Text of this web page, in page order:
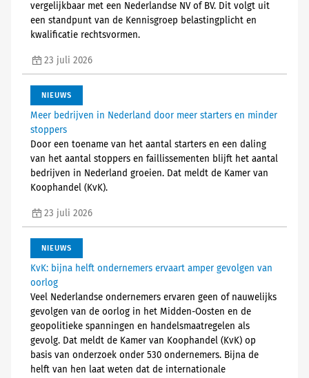
vergelijkbaar met een Nederlandse NV of BV. Dit volgt uit
een standpunt van de Kennisgroep belastingplicht en
kwalificatie rechtsvormen.
23 juli 2026
NIEUWS
Meer bedrijven in Nederland door meer starters en minder
stoppers
Door een toename van het aantal starters en een daling
van het aantal stoppers en faillissementen blijft het aantal
bedrijven in Nederland groeien. Dat meldt de Kamer van
Koophandel (KvK).
23 juli 2026
NIEUWS
KvK: bijna helft ondernemers ervaart amper gevolgen van
oorlog
Veel Nederlandse ondernemers ervaren geen of nauwelijks
gevolgen van de oorlog in het Midden-Oosten en de
geopolitieke spanningen en handelsmaatregelen als
gevolg. Dat meldt de Kamer van Koophandel (KvK) op
basis van onderzoek onder 530 ondernemers. Bijna de
helft van hen laat weten dat de internationale